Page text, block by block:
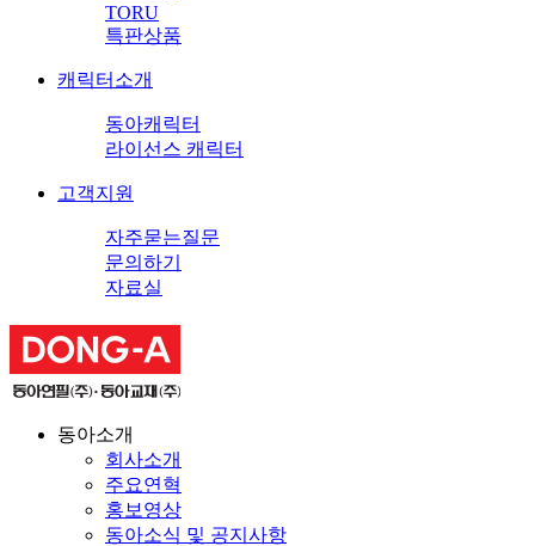
TORU
특판상품
캐릭터소개
동아캐릭터
라이선스 캐릭터
고객지원
자주묻는질문
문의하기
자료실
동아소개
회사소개
주요연혁
홍보영상
동아소식 및 공지사항